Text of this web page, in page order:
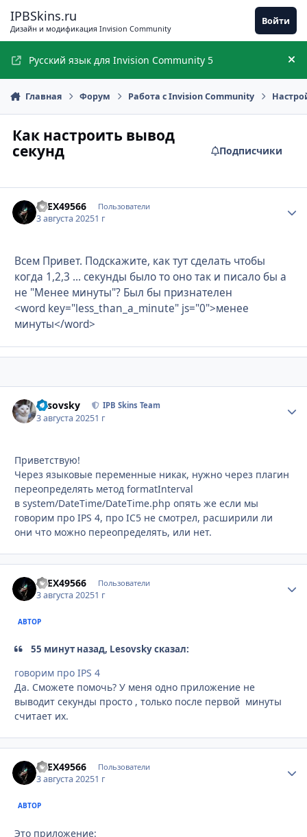
IPBSkins.ru
Дизайн и модификация Invision Community
Войти
Русский язык для Invision Community 5
Главная Форум Работа с Invision Community
Как настроить вывод
секунд
Подписчики
aLEX49566 Пользователи
3 августа 20251 г
Всем Привет. Подскажите, как тут сделать чтобы
когда 1,2,3 ... секунды было то оно так и писало бы а
не "Менее минуты"? Был бы признателен
<word key="less_than_a_minute" js="0">менее
минуты</word>
Lesovsky IPB Skins Team
3 августа 20251 г
Приветствую!
Через языковые переменные никак, нужно через плагин
переопределять метод formatInterval
в system/DateTime/DateTime.php опять же если мы
говорим про IPS 4, про IC5 не смотрел, расширили ли
они что можно переопределять, или нет.
aLEX49566 Пользователи
3 августа 20251 г
АВТОР
55 минут назад, Lesovsky сказал:
говорим про IPS 4
Да. Сможете помочь? У меня одно приложение не
выводит секунды просто , только после первой минуты
считает их.
aLEX49566 Пользователи
3 августа 20251 г
АВТОР
Это приложение: